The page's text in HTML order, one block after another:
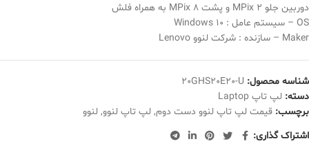
دوربین جلو 2 MPix و پشت 8 MPix به همراه فلش
OS – سیستم عامل :
Windows 10
Maker – سازنده : شرکت لنوو Lenovo
شناسه محصول: 20GHS20E20-U
دسته: لپ تاپ Laptop
برچسب: قیمت لپ تاپ لنوو دست دوم, لپ تاپ لنوو, لنوو
اشتراک گذاری: